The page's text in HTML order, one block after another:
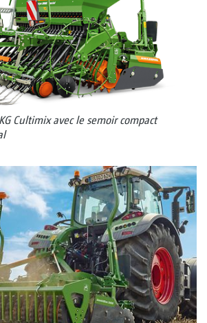
Cultimix avec le semoir compact